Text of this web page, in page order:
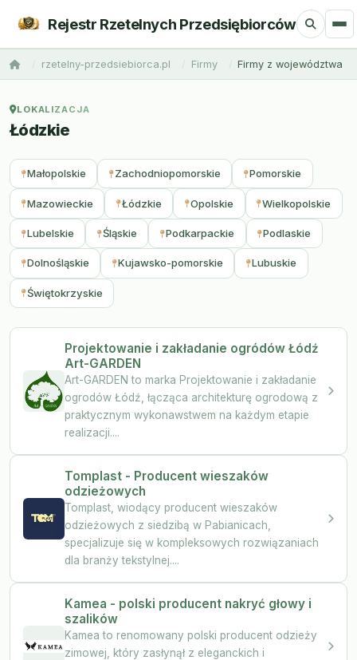
Rejestr Rzetelnych Przedsiębiorców
rzetelny-przedsiebiorca.pl Firmy Firmy z województwa
LOKALIZACJA
Łódzkie
Małopolskie Zachodniopomorskie Pomorskie
Mazowieckie Łódzkie Opolskie Wielkopolskie
Lubelskie Śląskie Podkarpackie Podlaskie
Dolnośląskie Kujawsko-pomorskie Lubuskie
Świętokrzyskie
Projektowanie i zakładanie ogródów Łódź
Art-GARDEN
Art-GARDEN to marka Projektowanie i zakładanie
ogrodów Łódź, łącząca architekturę ogrodową z
praktycznym wykonawstwem na każdym etapie
realizacji....
Tomplast - Producent wieszaków
odzieżowych
Tomplast, wiodący producent wieszaków
odzieżowych z siedzibą w Pabianicach,
specjalizuje się w kompleksowych rozwiązaniach
dla branży tekstylnej....
Kamea - polski producent nakryć głowy i
szalików
Kamea to renomowany polski producent odzieży
zimowej, który zasłynął z eleganckich i